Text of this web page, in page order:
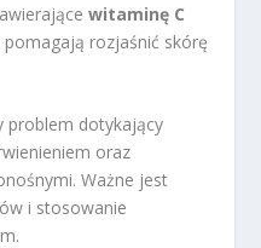
witaminę C
pomagają rozjaśnić skórę
problem dotykający
oraz
Ważne jest
i stosowanie